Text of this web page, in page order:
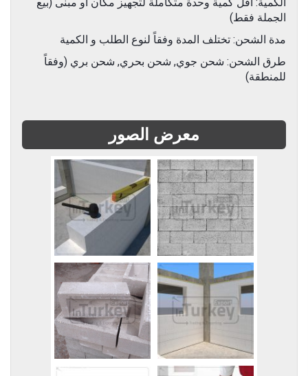
الجملة فقط)
مدة الشحن: تختلف المدة وفقاً لنوع الطلب و الكمية
طرق الشحن: شحن جوي, شحن بحري, شحن بري (وفقاً
للمنطقة)
معرض الصور